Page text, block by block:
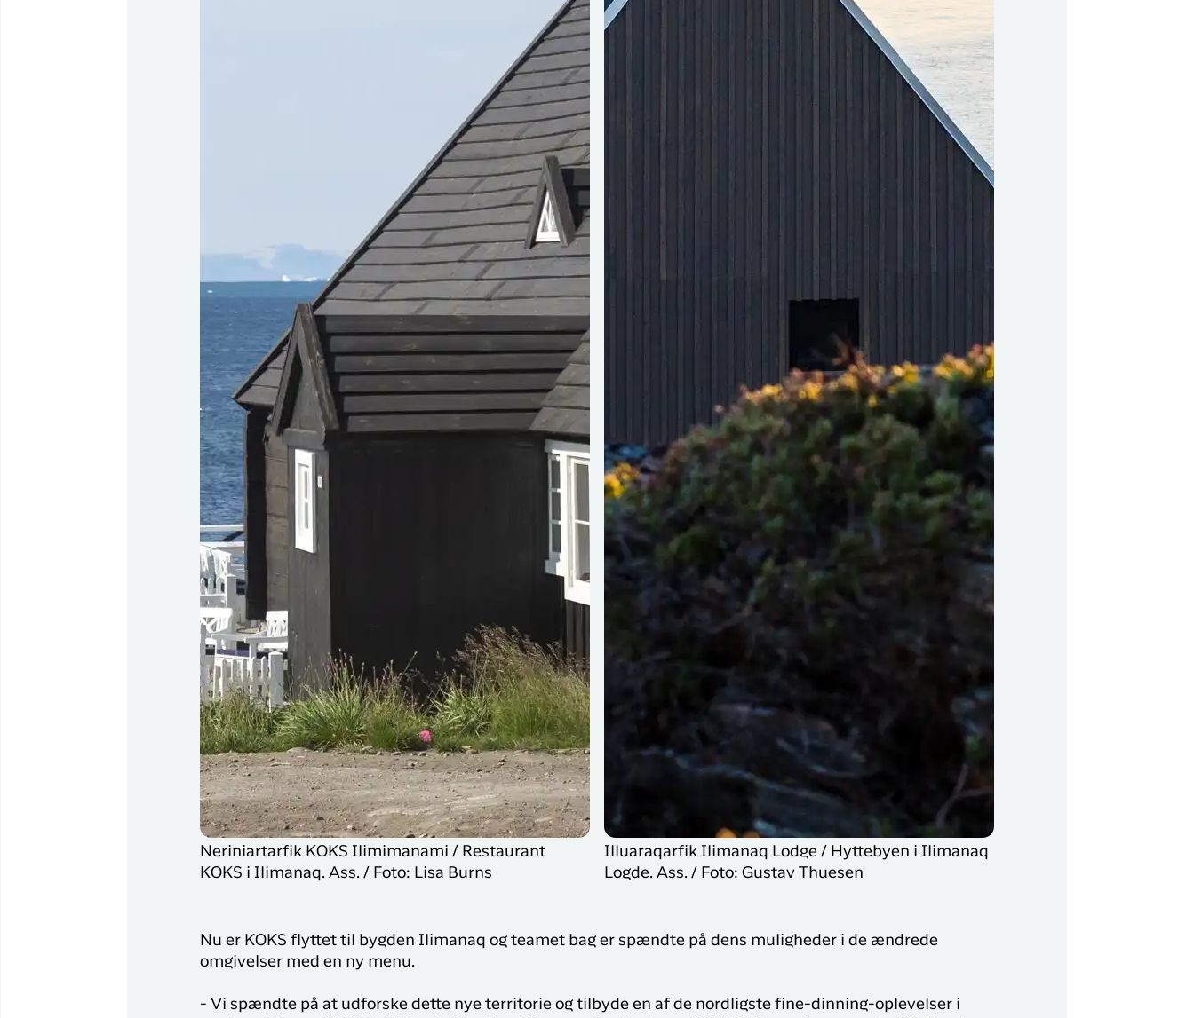
Neriniartarfik KOKS Ilimimanami / Restaurant
KOKS i Ilimanaq. Ass. / Foto: Lisa Burns
Illuaraqarfik Ilimanaq Lodge / Hyttebyen i Ilimanaq
Logde. Ass. / Foto: Gustav Thuesen
Nu er KOKS flyttet til bygden Ilimanaq og teamet bag er spændte på dens muligheder i de ændrede
omgivelser med en ny menu.
- Vi spændte på at udforske dette nye territorie og tilbyde en af ​​de nordligste fine-dinning-oplevelser i